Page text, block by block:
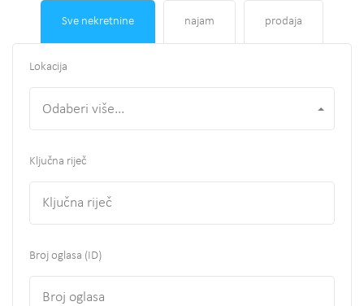
Sve nekretnine najam prodaja
Lokacija
Odaberi više...
Ključna riječ
Broj oglasa (ID)